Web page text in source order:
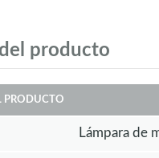
producto
PRODUCTO
Lámpara de